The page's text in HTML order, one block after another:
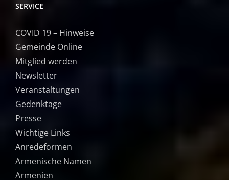
SERVICE
COVID 19 – Hinweise
Gemeinde Online
Mitglied werden
Newsletter
Veranstaltungen
Gedenktage
Presse
Wichtige Links
Anredeformen
Armenische Namen
Armenien